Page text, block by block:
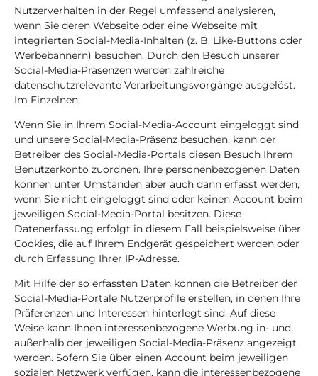
Nutzerverhalten in der Regel umfassend analysieren,
wenn Sie deren Webseite oder eine Webseite mit
integrierten Social-Media-Inhalten (z. B. Like-Buttons oder
Werbebannern) besuchen. Durch den Besuch unserer
Social-Media-Präsenzen werden zahlreiche
datenschutzrelevante Verarbeitungsvorgänge ausgelöst.
Im Einzelnen:
Wenn Sie in Ihrem Social-Media-Account eingeloggt sind
und unsere Social-Media-Präsenz besuchen, kann der
Betreiber des Social-Media-Portals diesen Besuch Ihrem
Benutzerkonto zuordnen. Ihre personenbezogenen Daten
können unter Umständen aber auch dann erfasst werden,
wenn Sie nicht eingeloggt sind oder keinen Account beim
jeweiligen Social-Media-Portal besitzen. Diese
Datenerfassung erfolgt in diesem Fall beispielsweise über
Cookies, die auf Ihrem Endgerät gespeichert werden oder
durch Erfassung Ihrer IP-Adresse.
Mit Hilfe der so erfassten Daten können die Betreiber der
Social-Media-Portale Nutzerprofile erstellen, in denen Ihre
Präferenzen und Interessen hinterlegt sind. Auf diese
Weise kann Ihnen interessenbezogene Werbung in- und
außerhalb der jeweiligen Social-Media-Präsenz angezeigt
werden. Sofern Sie über einen Account beim jeweiligen
sozialen Netzwerk verfügen, kann die interessenbezogene